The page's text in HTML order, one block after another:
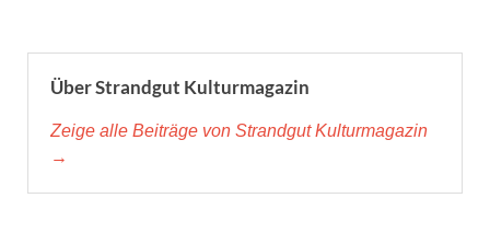
Über Strandgut Kulturmagazin
Zeige alle Beiträge von Strandgut Kulturmagazin
→